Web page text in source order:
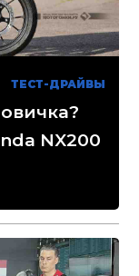
ТЕСТ-ДРАЙВЫ
NX200